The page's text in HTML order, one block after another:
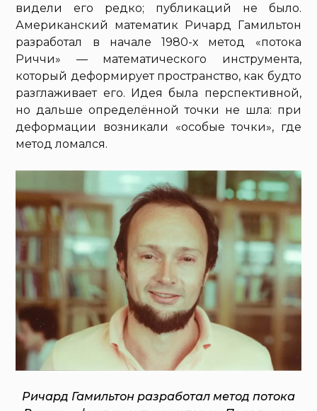
видели его редко; публикаций не было.
Американский математик Ричард Гамильтон
разработал в начале 1980-х метод «потока
Риччи» — математического инструмента,
который деформирует пространство, как будто
разглаживает его. Идея была перспективной,
но дальше определённой точки не шла: при
деформации возникали «особые точки», где
метод ломался.
Ричард Гамильтон разработал метод потока